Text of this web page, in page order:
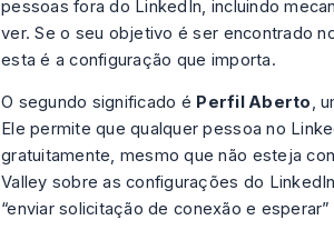
pessoas fora do LinkedIn, incluindo
ver. Se o seu objetivo é ser encontrado
esta é a configuração que importa.
O segundo significado é Perfil Aberto,
Ele permite que qualquer pessoa no
gratuitamente, mesmo que não esteja
Valley sobre as configurações do
“enviar solicitação de conexão e